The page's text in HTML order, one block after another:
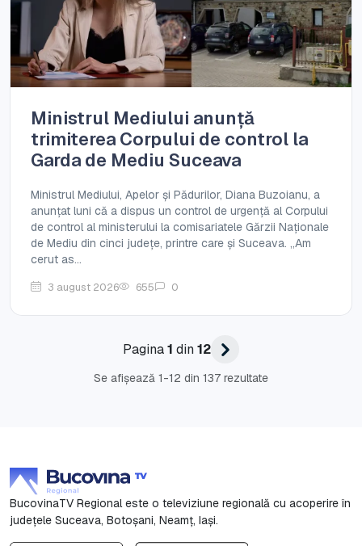
Ministrul Mediului anunță
trimiterea Corpului de control la
Garda de Mediu Suceava
Ministrul Mediului, Apelor și Pădurilor, Diana Buzoianu, a
anunțat luni că a dispus un control de urgență al Corpului
de control al ministerului la comisariatele Gărzii Naționale
de Mediu din cinci județe, printre care și Suceava. „Am
cerut as...
3 august 2026 655 0
Pagina1 din12
Se afișează 1-12 din 137 rezultate
BucovinaTV Regional este o televiziune regională cu acoperire în
județele Suceava, Botoşani, Neamț, Iași.